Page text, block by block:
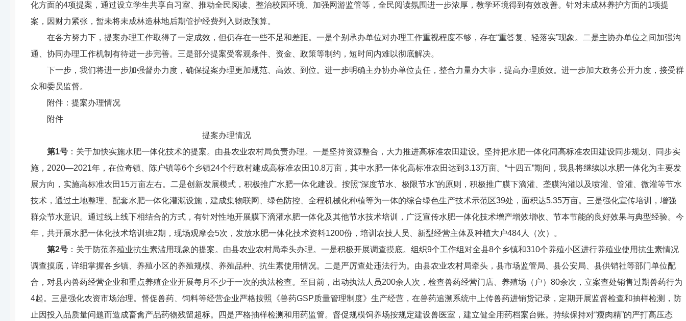
化方面的4项提案，通过设立学生共享自习室 推动全民阅读 、整治校园环境、加强网游监管等，全民阅读氛围进一步浓厚，教学环境得到有效改善。针对未成林养护方面的1项提
案， 因财力紧张，暂未将未成林造林地后期管护经费列入财政预算。
在各方努力下，提案办理工作取得了一定成效，但仍存在一些不足和差距。 一是个别承办单位对办理工作重视程度不够，存在“重答复、轻落实”现象。 二是主协办单位之间加强沟
通
、协同办理工作机制有待进一步完善。 三是部分提案受客观条件、资金、政策等制约， 短时间内难以彻底解决。
下一步，我们将进一步加强督办力度 ， 确保提案办理更加规范、高效、到位。进一步明确主办协办单位责任，整合力量办大事， 提高办理质效。进一步加大政务公开力度，接受群
众和委员监督。
附件 ：提案办理情况
附件
提案办理情况
第1号 ： 关于加快实施水肥一体化技术的提案。 由县农业农村局负责办理。 一是坚持资源整合， 大力推进高标准农田建设。 坚持把水肥一体化同高标准农田建设同步规划、同步实
施 ， 2020—2021年 ， 在位奇镇、陈户镇等6个乡镇24个行政村建成高标准农田 10.8万亩，其中水肥一体化高标准农田达到 3.13万亩。 “十四五”期间，我县将继续以水肥一体化为主要发
展方向，实施高标准农田 15万亩左右。 二是创新发展模式，积极推广水肥一体化建设。 按照“深度节水、极限节水”的原则，积极推广膜下滴灌、垄膜沟灌以及喷灌、管灌、微灌等节水
技术，通过土地整理、配套水肥一体化灌溉设施，建成集物联网、绿色防控、全程机械化种植等为一体的综合绿色生产技术示范区39处，面积达5.35万亩。 三是强化宣传培训，增强
群众节水意识。 通过线上线下相结合的方式，有针对性地开展膜下滴灌水肥一体化及其他节水技术培训，广泛宣传水肥一体化技术增产增效增收、节本节能的良好效果与典型经验。 今
年，共开展水肥一体化技术培训班2期，现场观摩会5次，发放水肥一体化技术资料1200份，培训农技人员 新型经营主体及种植大户484 人（次）。
第2号 ： 关于防范养殖业抗生素滥用现象的提案。 由县农业农村局牵头办理。 一是积极开展调查摸底。 组织9个工作组对全县8个乡镇和310个养殖小区进行养殖业使用抗生素情况
调查摸底，详细掌握各乡镇、养殖小区的养殖规模、养殖品种、抗生素使用情况。
二是严厉查处违法行为。 由县农业农村局牵头，县市场监管局、县公安局、县供销社等部门单位配
合，对县内兽药经营企业和重点养殖企业开展每月不少于一次的执法检查。 至目前，出动执法人员200余人次，检查兽药经营门店、养殖场（户） 80余次，立案查处销售过期兽药行为
4起。 三是强化农资市场治理。 督促兽药、饲料等经营企业严格按照《兽药GSP质量管理制度》生产经营，在兽药追溯系统中上传兽药进销货记录，定期开展监督检查和抽样检测，防
止因投入品质量问题而造成畜禽产品药物残留超标。
四是严格抽样检测和用药监管。 督促规模饲养场按规定建设兽医室， 建立健全用药档案台账。 持续保持对“瘦肉精”的严打高压态